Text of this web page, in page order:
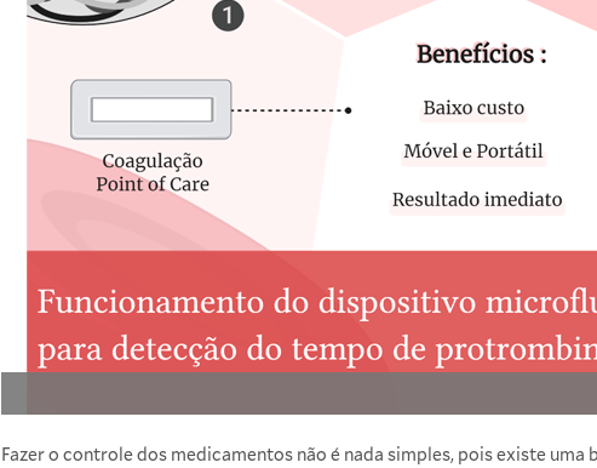
Fazer o controle dos medicamentos não é nada simples, pois existe uma